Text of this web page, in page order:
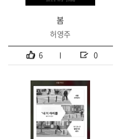
봄
허영주
6
0